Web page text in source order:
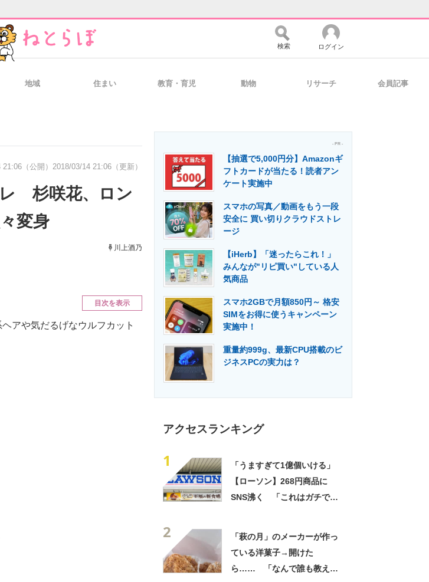
経営リーダーのコミュニティ マーケ×ITの今がよく分かる
品の技術・比較・事例 製造業のIT導入・活用を支援
エネルギーの専門メディア 建設×テクノロジーの最前線
検索 ログイン
地域 住まい 教育・育児 動物 リサーチ 会員記事
（公開） 2018/03/14 21:06（更新）
杉咲花、ロン
変身
川上酒乃
目次を表示
アや気だるげなウルフカット
- PR -
【抽選で5,000円分】Amazonギ
フトカードが当たる！読者アン
ケート実施中
スマホの写真／動画をもう一段
安全に 買い切りクラウドストレ
ージ
【iHerb】「迷ったらこれ！」
みんなが"リピ買い"している人
気商品
スマホ2GBで月額850円～ 格安
SIMをお得に使うキャンペーン
実施中！
重量約999g、最新CPU搭載のビ
ジネスPCの実力は？
アクセスランキング
1
「うますぎて1億個いける」
【ローソン】268円商品に
SNS沸く 「これはガチで美
2
「萩の月」のメーカーが作っ
ている洋菓子→開けた
ら…… 「なんで誰も教えて